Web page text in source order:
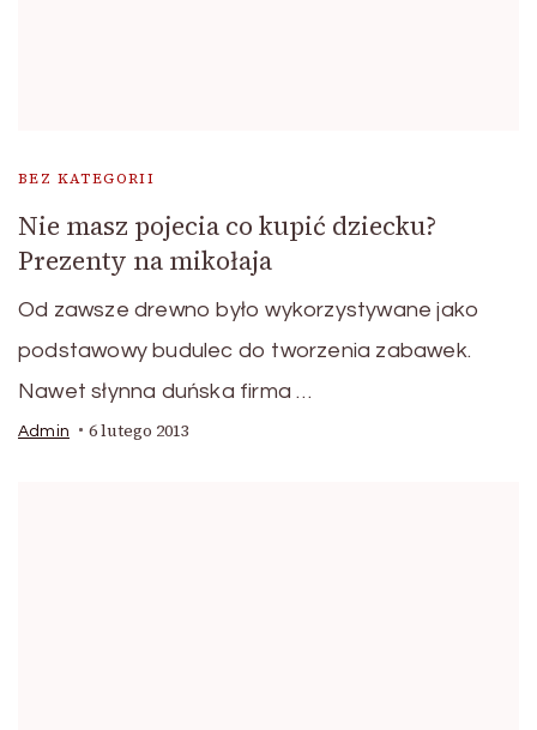
BEZ KATEGORII
Nie masz pojecia co kupić dziecku?
Prezenty na mikołaja
Od zawsze drewno było wykorzystywane jako
podstawowy budulec do tworzenia zabawek.
Nawet słynna duńska firma …
Admin 6 lutego 2013